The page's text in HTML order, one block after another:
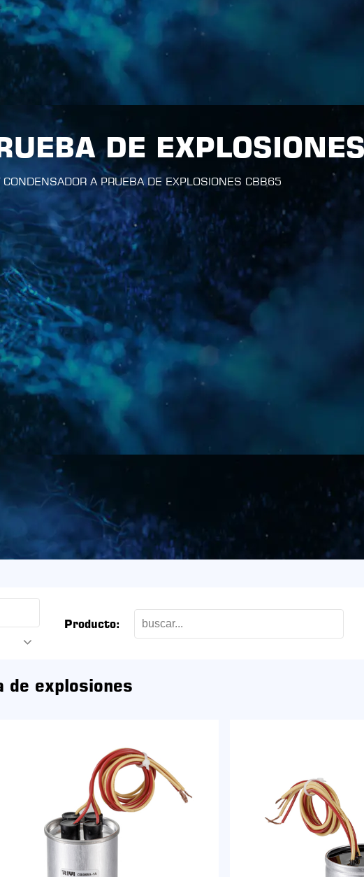
DE
CONDENSADOR A PRUEBA DE EXPLOSIONES CBB65
Producto:
de explosiones